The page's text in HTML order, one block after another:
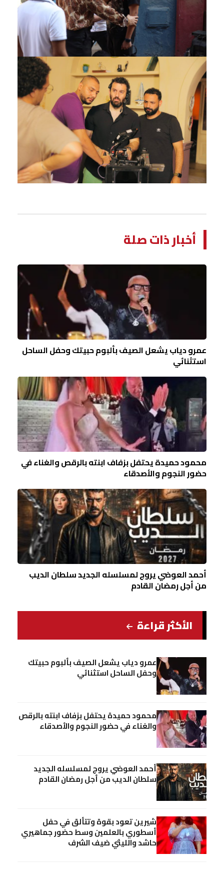
أخبار ذات صلة
عمرو دياب يشعل الصيف بألبوم حبيتك وحفل الساحل
استثنائي
محمود حميدة يحتفل بزفاف ابنته بالرقص والغناء في
حضور النجوم والأصدقاء
أحمد العوضي يروج لمسلسله الجديد سلطان الديب
من أجل رمضان القادم
الأكثر قراءة
عمرو دياب يشعل الصيف بألبوم حبيتك
وحفل الساحل استثنائي
محمود حميدة يحتفل بزفاف ابنته بالرقص
والغناء في حضور النجوم والأصدقاء
أحمد العوضي يروج لمسلسله الجديد
سلطان الديب من أجل رمضان القادم
شيرين تعود بقوة وتتألق في حفل
أسطوري بالعلمين وسط حضور جماهيري
حاشد والليثي ضيف الشرف